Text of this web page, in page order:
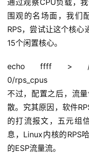
通过观察CPU负载，
围观的名场面，我们
RPS，尝试让这个核心
15个闲置核心。
echo ffff > /sys/
0/rps_cpus
不过，配置之后，流
散。究其原因，软件
的打流报文，五元组
息，Linux内核的RPS
的ESP流量流。